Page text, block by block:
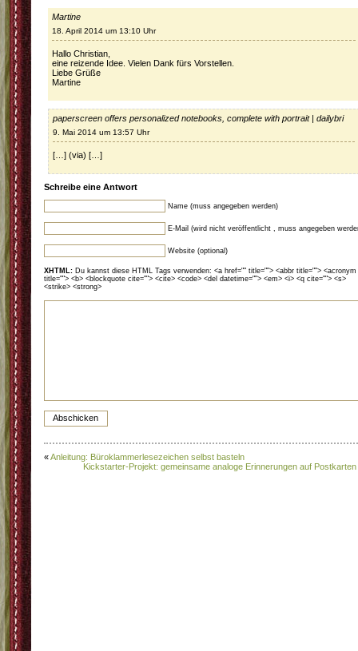
Martine
18. April 2014 um 13:10 Uhr
Hallo Christian,
eine reizende Idee. Vielen Dank fürs Vorstellen.
Liebe Grüße
Martine
paperscreen offers personalized notebooks, complete with portrait | dailybri
9. Mai 2014 um 13:57 Uhr
[…] (via) […]
Schreibe eine Antwort
Name (muss angegeben werden)
E-Mail (wird nicht veröffentlicht , muss angegeben
Website (optional)
XHTML: Du kannst diese HTML Tags verwenden: <a href="" title=""> <abbr title=""> <acronym
title=""> <b> <blockquote cite=""> <cite> <code> <del datetime=""> <em> <i> <q cite=""> <s>
<strike> <strong>
«Anleitung: Büroklammerlesezeichen selbst basteln
Kickstarter-Projekt: gemeinsame analoge Erinnerungen auf Postkarten